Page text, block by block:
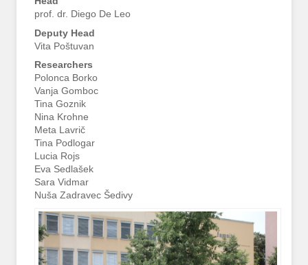
prof. dr. Diego De Leo
Deputy Head
Vita Poštuvan
Researchers
Polonca Borko
Vanja Gomboc
Tina Goznik
Nina Krohne
Meta Lavrič
Tina Podlogar
Lucia Rojs
Eva Sedlašek
Sara Vidmar
Nuša Zadravec Šedivy